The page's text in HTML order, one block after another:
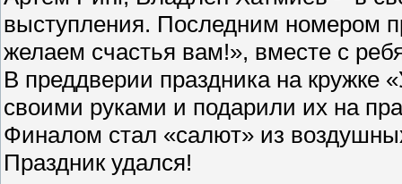
выступления. Последним номером
желаем счастья вам!», вместе с
В преддверии праздника на кружке
своими руками и подарили их на
Финалом стал «салют» из
Праздник удался!